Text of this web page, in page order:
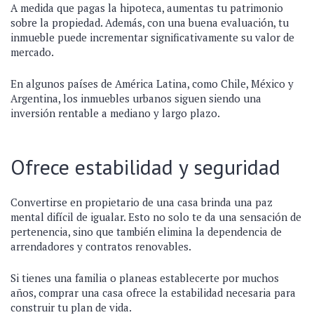
A medida que pagas la hipoteca, aumentas tu patrimonio
sobre la propiedad. Además, con una buena evaluación, tu
inmueble puede incrementar significativamente su valor de
mercado.
En algunos países de América Latina, como Chile, México y
Argentina, los inmuebles urbanos siguen siendo una
inversión rentable a mediano y largo plazo.
Ofrece estabilidad y seguridad
Convertirse en propietario de una casa brinda una paz
mental difícil de igualar. Esto no solo te da una sensación de
pertenencia, sino que también elimina la dependencia de
arrendadores y contratos renovables.
Si tienes una familia o planeas establecerte por muchos
años, comprar una casa ofrece la estabilidad necesaria para
construir tu plan de vida.